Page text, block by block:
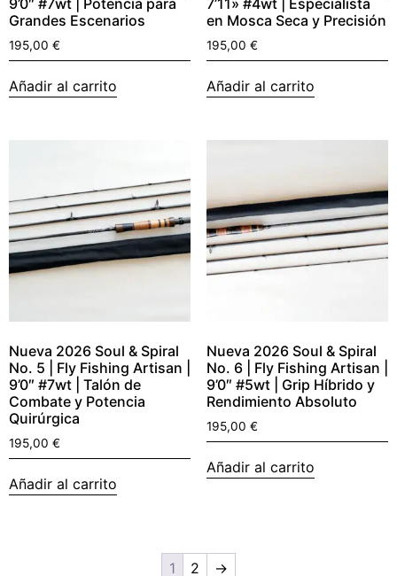
9’0″ #7wt | Potencia para
Grandes Escenarios
195,00 €
Añadir al carrito
7’11» #4wt | Especialista
en Mosca Seca y Precisión
195,00 €
Añadir al carrito
Nueva 2026 Soul & Spiral
No. 5 | Fly Fishing Artisan |
9’0″ #7wt | Talón de
Combate y Potencia
Quirúrgica
195,00 €
Añadir al carrito
Nueva 2026 Soul & Spiral
No. 6 | Fly Fishing Artisan |
9’0″ #5wt | Grip Híbrido y
Rendimiento Absoluto
195,00 €
Añadir al carrito
1 2 →